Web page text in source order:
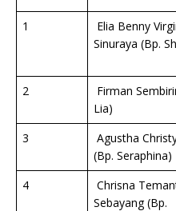
1
Elia Benny
Sinuraya (Bp.
2
Firman
Lia)
3
Agustha
(Bp. Seraphina)
4
Chrisna
Sebayang (Bp.